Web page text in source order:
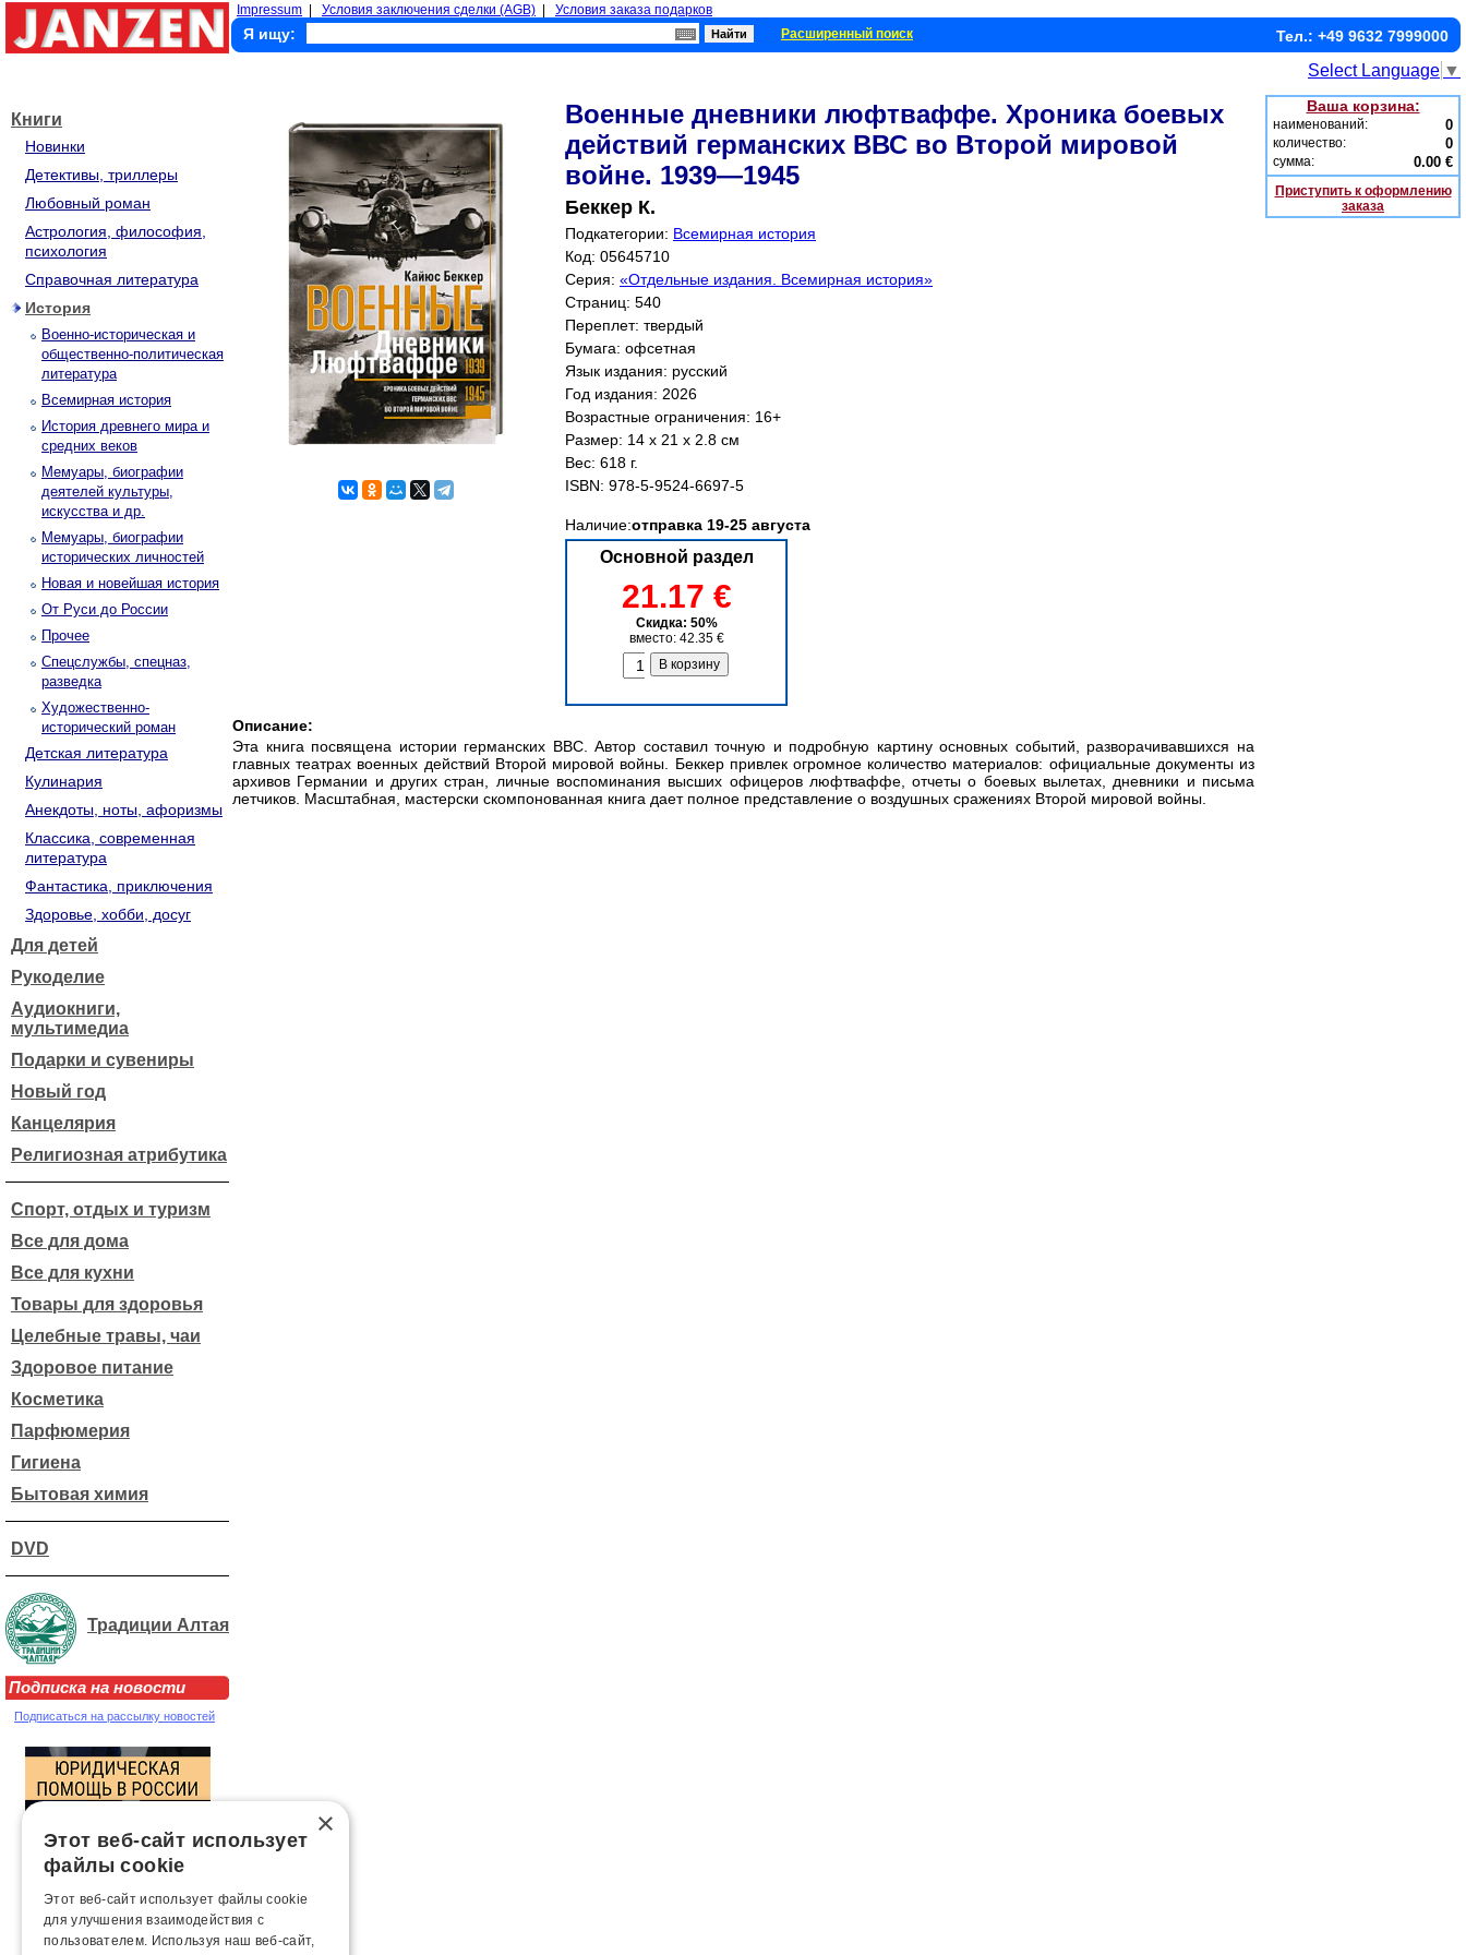
Impressum Условия заключения сделки (AGB) Условия заказа подарков
Я ищу: Расширенный поиск Тел.: +49 9632 7999000
Select Language ▼
Книги
Новинки
Детективы, триллеры
Любовный роман
Астрология, философия,
психология
Справочная литература
История
Военно-историческая и
общественно-политическая
литература
Всемирная история
История древнего мира и
средних веков
Мемуары, биографии
деятелей культуры,
искусства и др.
Мемуары, биографии
исторических личностей
Новая и новейшая история
От Руси до России
Прочее
Спецслужбы, спецназ,
разведка
Художественно-
исторический роман
Детская литература
Кулинария
Анекдоты, ноты, афоризмы
Классика, современная
литература
Фантастика, приключения
Здоровье, хобби, досуг
Для детей
Рукоделие
Аудиокниги,
мультимедиа
Подарки и сувениры
Новый год
Канцелярия
Религиозная атрибутика
Спорт, отдых и туризм
Все для дома
Все для кухни
Товары для здоровья
Целебные травы, чаи
Здоровое питание
Косметика
Парфюмерия
Гигиена
Бытовая химия
DVD
Традиции Алтая
Подписка на новости
Подписаться на рассылку новостей
Военные дневники люфтваффе. Хроника боевых
действий германских ВВС во Второй мировой
войне. 1939—1945
Беккер К.
Подкатегории: Всемирная история
Код: 05645710
Серия: «Отдельные издания. Всемирная история»
Страниц: 540
Переплет: твердый
Бумага: офсетная
Язык издания: русский
Год издания: 2026
Возрастные ограничения: 16+
Размер: 14 x 21 x 2.8 см
Вес: 618 г.
ISBN: 978-5-9524-6697-5
Наличие:отправка 19-25 августа
Основной раздел
21.17 €
Скидка: 50%
вместо: 42.35 €
Описание:
Эта книга посвящена истории германских ВВС. Автор составил точную и подробную картину основных событий, разворачивавшихся на
главных театрах военных действий Второй мировой войны. Беккер привлек огромное количество материалов: официальные документы из
архивов Германии и других стран, личные воспоминания высших офицеров люфтваффе, отчеты о боевых вылетах, дневники и письма
летчиков. Масштабная, мастерски скомпонованная книга дает полное представление о воздушных сражениях Второй мировой войны.
Ваша корзина:
наименований: 0
количество: 0
сумма: 0.00 €
Приступить к оформлению
заказа
×
Этот веб-сайт использует
файлы cookie
Этот веб-сайт использует файлы cookie
для улучшения взаимодействия с
пользователем. Используя наш веб-сайт,